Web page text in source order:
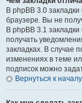
В phpBB 3.0
браузере. Вы не
В phpBB 3.1
получать
закладках. В случае
изменениях в теме
подписок можно
Вернуться к началу